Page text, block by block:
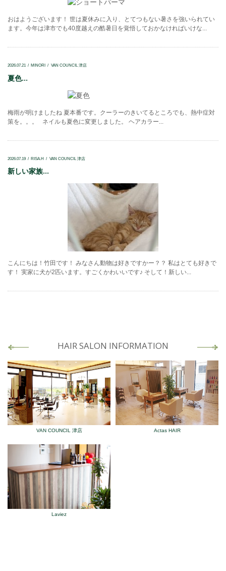
おはようございます！ 世は夏休みに入り、とてつもない暑さを強いられてい
ます。今年は津市でも40度越えの酷暑日を覚悟しておかなければいけな...
2026.07.21 MINORI VAN COUNCIL 津店
夏色...
梅雨が明けましたね 夏本番です。クーラーのきいてるところでも、熱中症対
策を。。。 ネイルも夏色に変更しました。 ヘアカラー...
2026.07.19 RISA.H VAN COUNCIL 津店
新しい家族...
こんにちは！竹田です！ みなさん動物は好きですかー？？ 私はとても好きで
す！ 実家に犬が2匹います。すごくかわいいです♪ そして！新しい...
HAIR SALON INFORMATION
VAN COUNCIL 津店 Actas HAIR
Laviez